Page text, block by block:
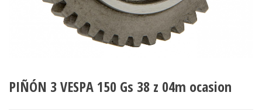
PIÑÓN 3 VESPA 150 Gs 38 z 04m ocasion